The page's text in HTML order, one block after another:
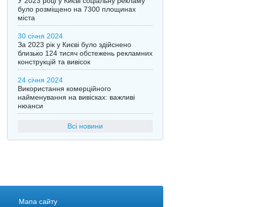
було розміщено на 7300 площинах
міста
30 січня 2024
За 2023 рік у Києві було здійснено
близько 124 тисяч обстежень рекламних
конструкцій та вивісок
24 січня 2024
Використання комерційного
найменування на вивісках: важливі
нюанси
Всі новини
Мапа сайту